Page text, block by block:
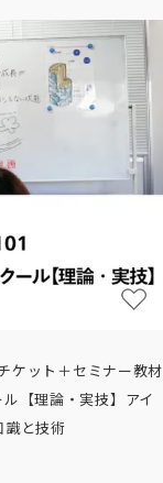
ケット＋セミナー教材
【理論・実技】アイ
識と技術